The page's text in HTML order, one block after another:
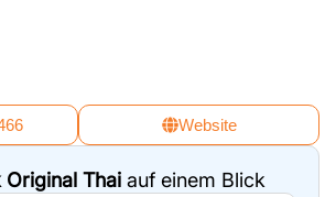
Website
Original Thaiauf einem Blick